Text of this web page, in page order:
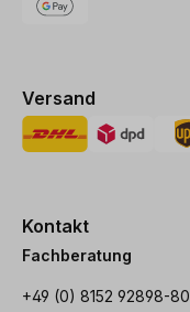
Versand
Kontakt
Fachberatung
+49 (0) 8152 92898-80